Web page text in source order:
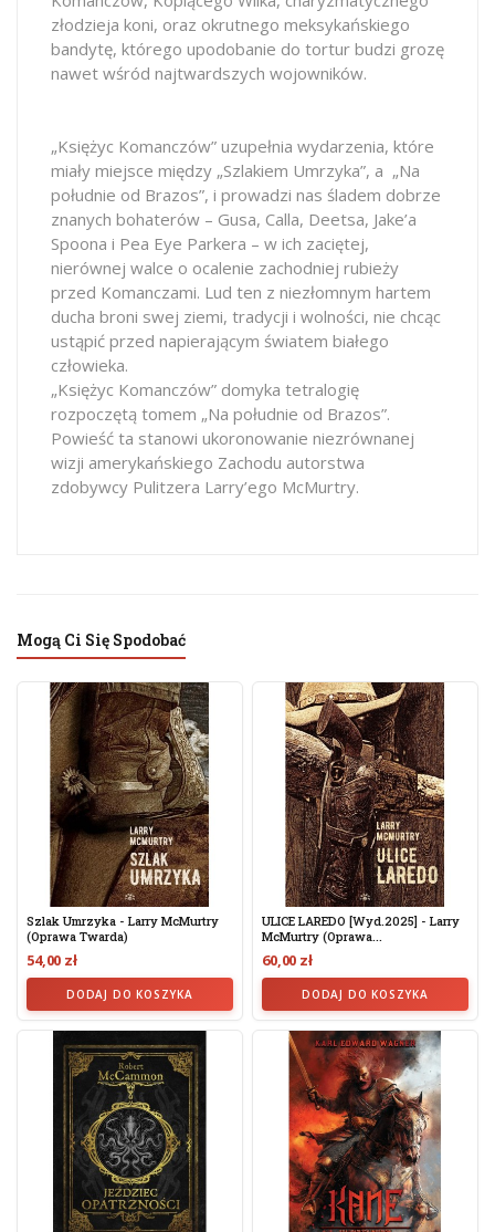
złodzieja koni, oraz okrutnego meksykańskiego
bandytę, którego upodobanie do tortur budzi grozę
nawet wśród najtwardszych wojowników.
„Księżyc Komanczów” uzupełnia wydarzenia, które
miały miejsce między „Szlakiem Umrzyka”, a „Na
południe od Brazos”, i prowadzi nas śladem dobrze
znanych bohaterów – Gusa, Calla, Deetsa, Jake’a
Spoona i Pea Eye Parkera – w ich zaciętej,
nierównej walce o ocalenie zachodniej rubieży
przed Komanczami. Lud ten z niezłomnym hartem
ducha broni swej ziemi, tradycji i wolności, nie chcąc
ustąpić przed napierającym światem białego
człowieka.
„Księżyc Komanczów” domyka tetralogię
rozpoczętą tomem „Na południe od Brazos”.
Powieść ta stanowi ukoronowanie niezrównanej
wizji amerykańskiego Zachodu autorstwa
zdobywcy Pulitzera Larry’ego McMurtry.
Mogą Ci Się Spodobać
Szlak Umrzyka - Larry McMurtry
(Oprawa Twarda)
54,00 zł
DODAJ DO KOSZYKA
ULICE LAREDO [wyd.2025] - Larry
McMurtry (oprawa...
60,00 zł
DODAJ DO KOSZYKA